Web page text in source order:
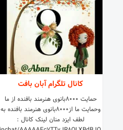
کانال تلگرام آبان بافت
حمایت 8000بانوی هنرمند بافنده از ما
وحمایت ما از8000بانوی هنرمند بافنده به
لطف ایزد منان لینک کانال :